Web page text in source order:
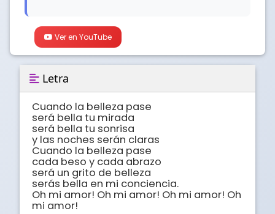
Ver en YouTube
Letra
Cuando la belleza pase
será bella tu mirada
será bella tu sonrisa
y las noches serán claras
Cuando la belleza pase
cada beso y cada abrazo
será un grito de belleza
serás bella en mi conciencia.
Oh mi amor! Oh mi amor! Oh mi amor! Oh
mi amor!